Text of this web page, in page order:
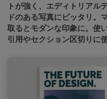
トが強く、エディトリアル
ドのある写真にピッタリ。
取るとモダンな印象に。使
引用やセクション区切りに